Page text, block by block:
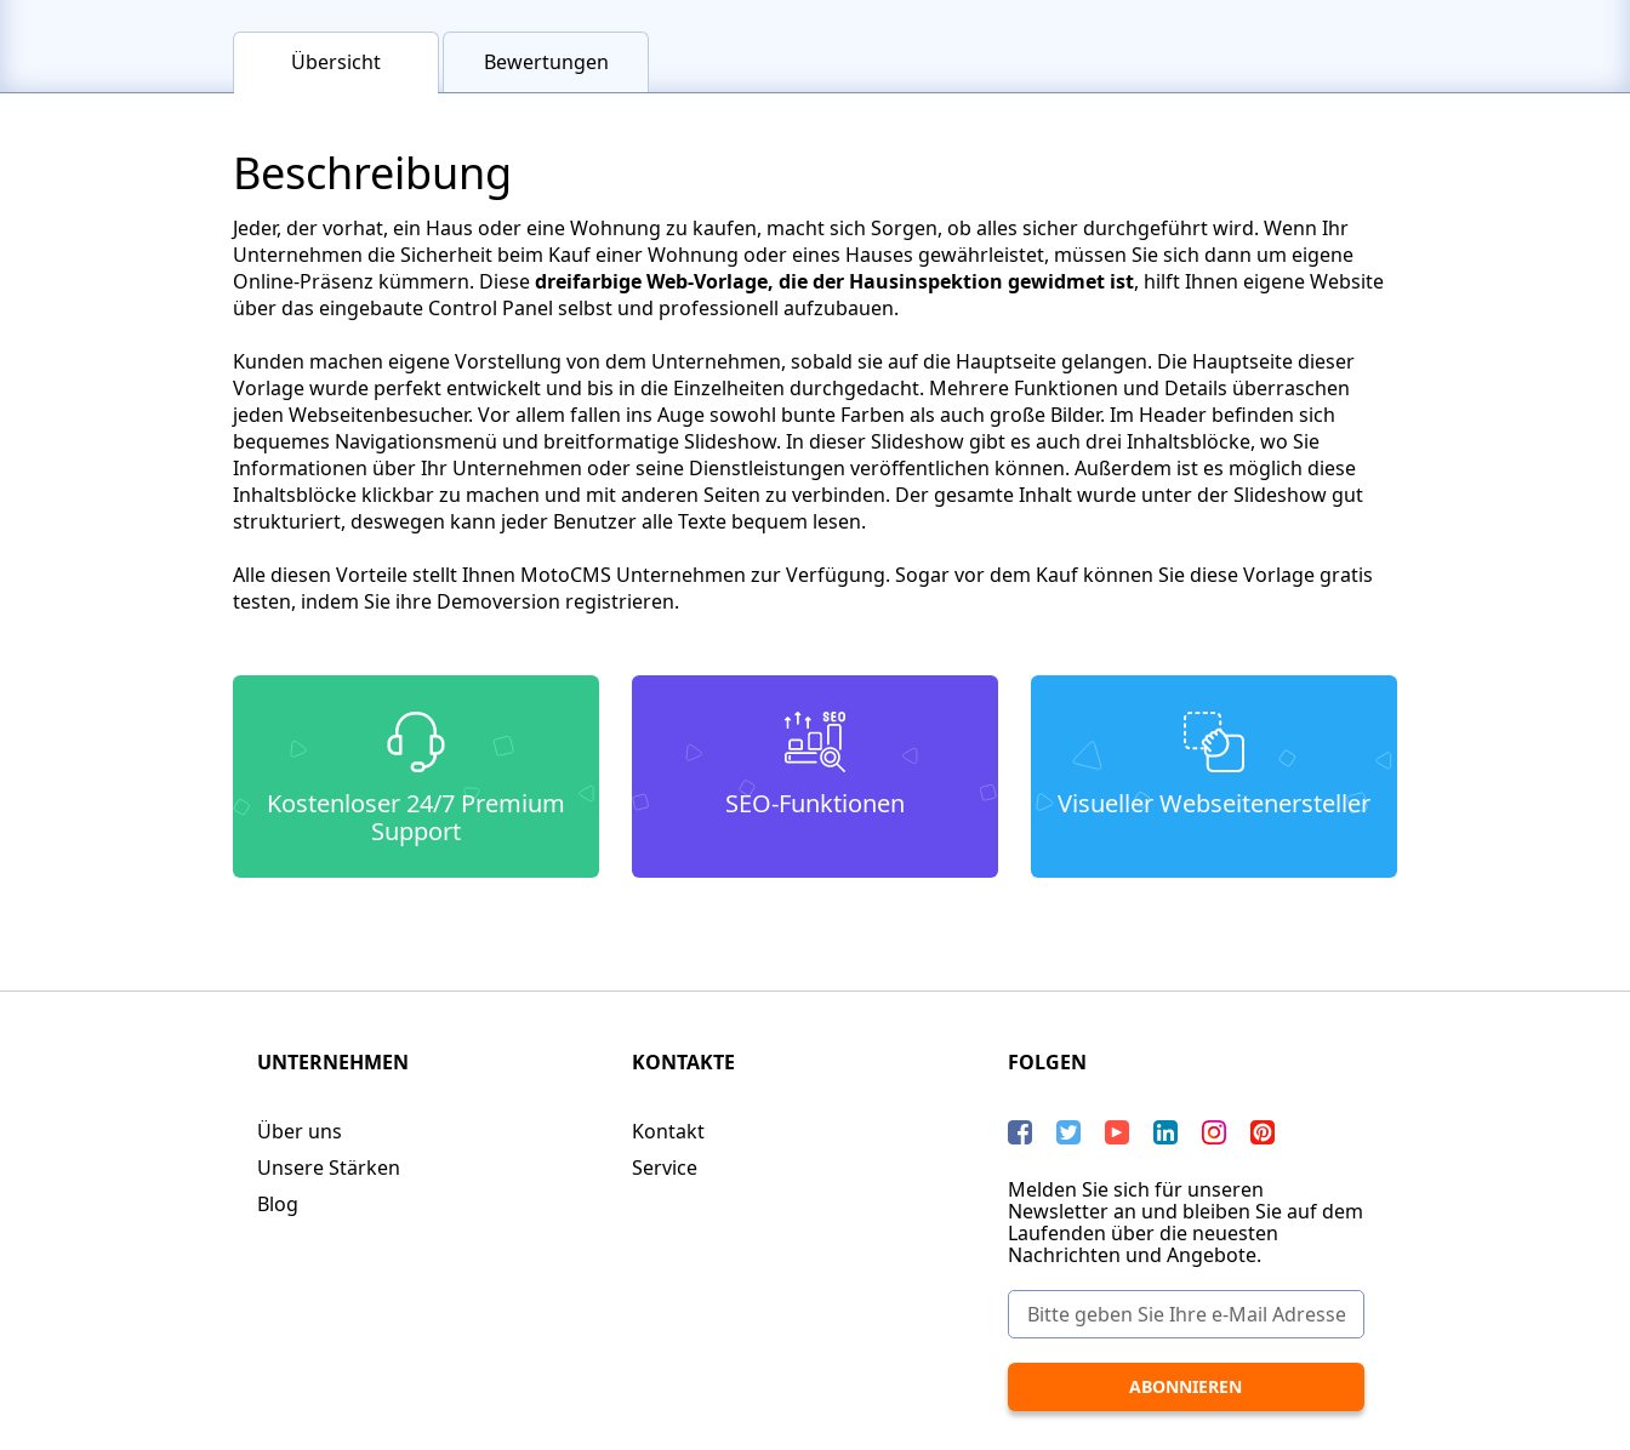
Übersicht Bewertungen
Beschreibung
Jeder, der vorhat, ein Haus oder eine Wohnung zu kaufen, macht sich Sorgen, ob alles sicher durchgeführt wird. Wenn Ihr
Unternehmen die Sicherheit beim Kauf einer Wohnung oder eines Hauses gewährleistet, müssen Sie sich dann um eigene
Online-Präsenz kümmern. Diesedreifarbige Web-Vorlage, die der Hausinspektion gewidmet ist, hilft Ihnen eigene Website
über das eingebaute Control Panel selbst und professionell aufzubauen.
Kunden machen eigene Vorstellung von dem Unternehmen, sobald sie auf die Hauptseite gelangen. Die Hauptseite dieser
Vorlage wurde perfekt entwickelt und bis in die Einzelheiten durchgedacht. Mehrere Funktionen und Details überraschen
jeden Webseitenbesucher. Vor allem fallen ins Auge sowohl bunte Farben als auch große Bilder. Im Header befinden sich
bequemes Navigationsmenü und breitformatige Slideshow. In dieser Slideshow gibt es auch drei Inhaltsblöcke, wo Sie
Informationen über Ihr Unternehmen oder seine Dienstleistungen veröffentlichen können. Außerdem ist es möglich diese
Inhaltsblöcke klickbar zu machen und mit anderen Seiten zu verbinden. Der gesamte Inhalt wurde unter der Slideshow gut
strukturiert, deswegen kann jeder Benutzer alle Texte bequem lesen.
Alle diesen Vorteile stellt Ihnen MotoCMS Unternehmen zur Verfügung. Sogar vor dem Kauf können Sie diese Vorlage gratis
testen, indem Sie ihre Demoversion registrieren.
Kostenloser 24/7 Premium
Support
SEO-Funktionen Visueller Webseitenersteller
UNTERNEHMEN
Über uns
Unsere Stärken
Blog
KONTAKTE
Kontakt
Service
FOLGEN
Melden Sie sich für unseren
Newsletter an und bleiben Sie auf dem
Laufenden über die neuesten
Nachrichten und Angebote.